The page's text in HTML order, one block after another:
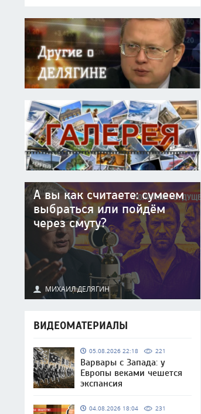
А вы как считаете: сумеем
выбраться или пойдём
через смуту?
МИХАИЛ ДЕЛЯГИН
ВИДЕОМАТЕРИАЛЫ
05.08.2026 22:18 221
Варвары с Запада: у
Европы веками чешется
экспансия
04.08.2026 18:04 231